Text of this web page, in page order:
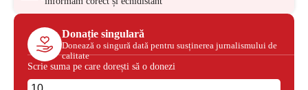
Donație singulară
Donează o singură dată pentru susținerea jurnalismului de
calitate
Scrie suma pe care dorești să o donezi